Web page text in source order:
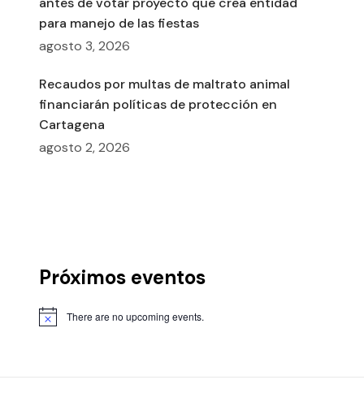
para manejo de las fiestas
agosto 3, 2026
Recaudos por multas de maltrato animal
financiarán políticas de protección en
Cartagena
agosto 2, 2026
Próximos eventos
There are no upcoming events.